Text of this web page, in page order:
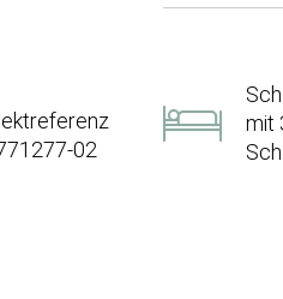
02
mit